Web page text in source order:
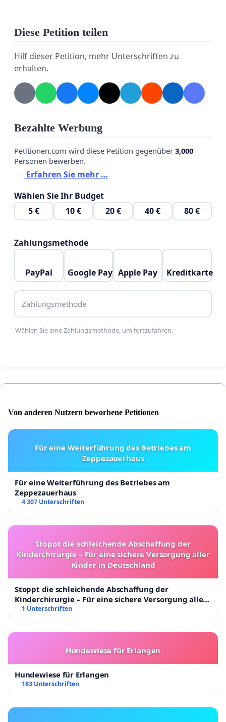
Interessen von Kindern, Jugendlichen und
Aufruf:
Unterstützen Sie uns, damit das Gästehaus
Meltheuer erhalten bleibt und weiterhin ein Ort der
Diese Petition teilen
Hilf dieser Petition, mehr Unterschriften zu
erhalten.
Bezahlte Werbung
Petitionen.com wird diese Petition gegenüber 3,000
Personen bewerben.
Erfahren Sie mehr …
Wählen Sie Ihr Budget
5 €
10 € 20 € 40 € 80 €
Zahlungsmethode
PayPal Google Pay Apple Pay Kreditkarte
Zahlungsmethode
Wählen Sie eine Zahlungsmethode, um fortzufahren.
Von anderen Nutzern beworbene Petitionen
Für eine Weiterführung des Betriebes am
Zeppezauerhaus
Für eine Weiterführung des Betriebes am
Zeppezauerhaus
4 307 Unterschriften
Stoppt die schleichende Abschaffung der
Kinderchirurgie – Für eine sichere Versorgung aller
Kinder in Deutschland
Stoppt die schleichende Abschaffung der
Kinderchirurgie – Für eine sichere Versorgung aller
Kinder in Deutschland
1 Unterschriften
Hundewiese für Erlangen
Hundewiese für Erlangen
183 Unterschriften